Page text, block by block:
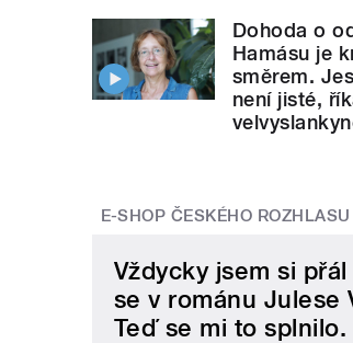
Dohoda o
Hamásu je
směrem.
není jisté,
E-SHOP ČESKÉHO ROZHLASU
Vždycky jsem si
se v románu Julese
Teď se mi to splnilo.